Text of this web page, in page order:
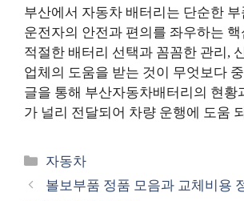
부산에서 자동차 배터리는 단순한
운전자의 안전과 편의를 좌우하는
적절한 배터리 선택과 꼼꼼한 관리,
업체의 도움을 받는 것이 무엇보다
글을 통해 부산자동차배터리의 현황
가 널리 전달되어 차량 운행에 도움
카
테
자동차
볼보부품 정품 모음과 교체비용